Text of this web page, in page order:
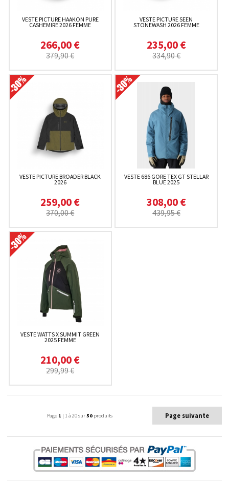
VESTE PICTURE HAAKON PURE
CASHEMIRE 2026 FEMME
266,00 €
379,90 €
VESTE PICTURE SEEN
STONEWASH 2026 FEMME
235,00 €
334,90 €
VESTE PICTURE BROADER BLACK
2026
259,00 €
370,00 €
VESTE 686 GORE TEX GT STELLAR
BLUE 2025
308,00 €
439,95 €
VESTE WATTS X SUMMIT GREEN
2025 FEMME
210,00 €
299,99 €
Page 1 | 1 à 20 sur50 produits Page suivante